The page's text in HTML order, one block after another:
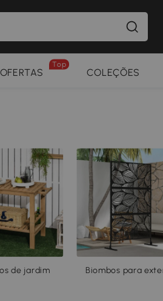
OFERTAS
Top
COLEÇÕES
de jardim Biombos para